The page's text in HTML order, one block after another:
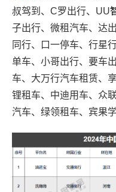
叔驾到、C罗出行、UU
子出行、微租汽车、达
同行、口一停车、行星
单车、小哥出行、要车
车、大万行汽车租赁、
锂租车、中迪用车、众
汽车、绿领租车、宾果